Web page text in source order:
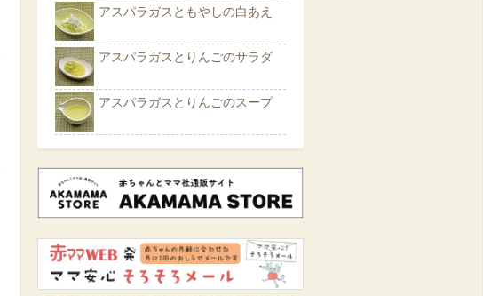
アスパラガスともやしの白あえ
アスパラガスとりんごのサラダ
アスパラガスとりんごのスープ